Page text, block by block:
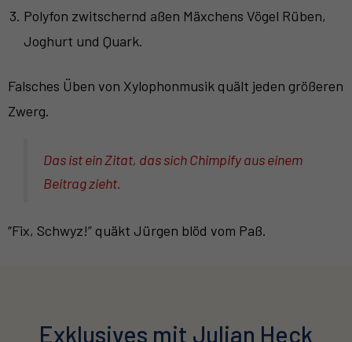
Polyfon zwitschernd aßen Mäxchens Vögel Rüben,
Joghurt und Quark.
Falsches Üben von Xylophonmusik quält jeden größeren
Zwerg.
Das ist einZitat, das sich Chimpify aus einem
Beitrag zieht.
“Fix, Schwyz!” quäkt Jürgen blöd vom Paß.
Exklusives mit Julian Heck